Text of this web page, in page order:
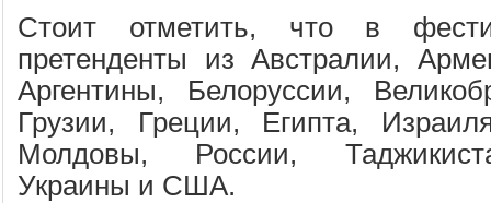
Стоит отметить, что в
претенденты из Австралии,
Аргентины, Белоруссии,
Грузии, Греции, Египта,
Молдовы, России,
Украины и США.